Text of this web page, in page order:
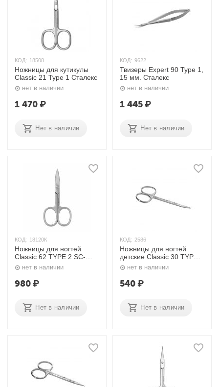
КОД: 18508
Ножницы для кутикулы
Classic 21 Type 1 Сталекс
нет в наличии
1 470₽
Нет в наличии
КОД: 9622
Твизеры Expert 90 Type 1,
15 мм. Сталекс
нет в наличии
1 445₽
Нет в наличии
КОД: 18120К
Ножницы для ногтей
Classic 62 TYPE 2 SC-
62/2 Сталекс
нет в наличии
980₽
Нет в наличии
КОД: 2586
Ножницы для ногтей
детские Classic 30 TYPE 2
SC-30/2 (Н-04) Сталекс
нет в наличии
540₽
Нет в наличии